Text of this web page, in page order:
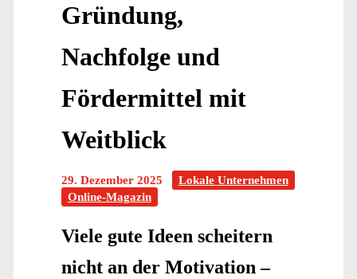
Gründung,
Nachfolge und
Fördermittel mit
Weitblick
29. Dezember 2025
Lokale Unternehmen
Online-Magazin
Viele gute Ideen scheitern
nicht an der Motivation –